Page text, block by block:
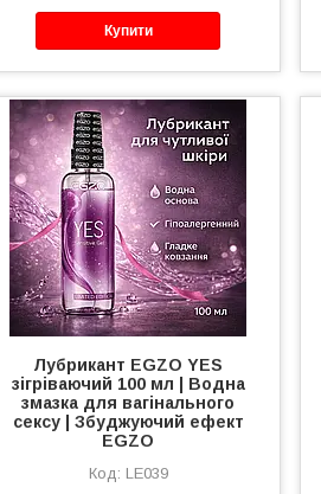
Купити
Лубрикант EGZO YES
зігріваючий 100 мл | Водна
змазка для вагінального
сексу | Збуджуючий ефект
EGZO
LE039